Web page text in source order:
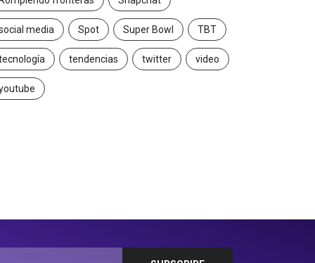
media Spot Super Bowl TBT
tendencias twitter video